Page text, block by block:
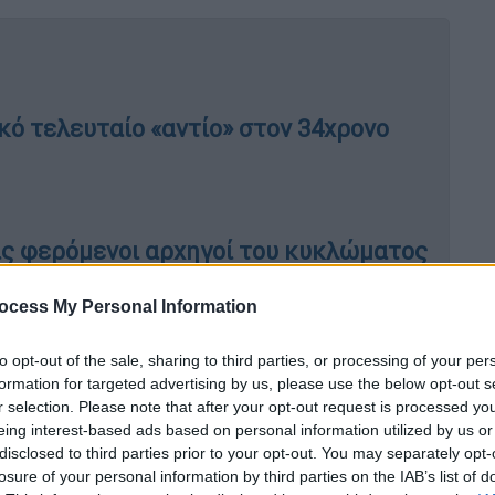
My Personal Information
opt-out of the sale, sharing to third parties, or processing of your
for targeted advertising by us, please use the below opt-out
selection. Please note that after your opt-out request is processed
interest-based ads based on personal information utilized by us
to third parties prior to your opt-out. You may separately
of your personal information by third parties on the IAB’s list of
τελευταίο «αντίο» στον 34χρονο
φερόμενοι αρχηγοί του κυκλώματος
πέντε κακουργηματικές πράξεις
Βουλήη κυβερνητική πλειοψηφία για τη
υπογράφεται από όλη τηνΚΟ της Νέας
: